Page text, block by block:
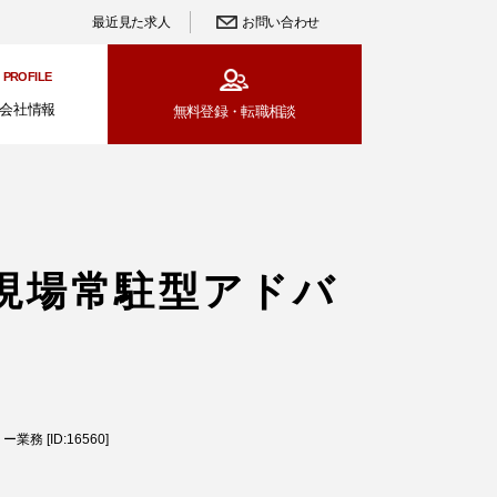
最近見た求人 お問い合わせ
PROFILE
会社情報 無料登録・転職相談
場常駐型アドバ
業務 [ID:16560]